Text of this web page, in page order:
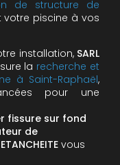
de structure de
votre piscine à vos
installation, SARL
la recherche et
à Saint-Raphaël,
pour une
fissure sur fond
de
vous